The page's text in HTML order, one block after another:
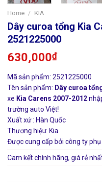
Home / KIA
Dây curoa tổng Kia
2521225000
630,000₫
Mã sản phẩm: 2521225000
Tên sản phẩm: Dây curoa
xe Kia Carens 2007-2012
trường auto Việt!
Xuất xứ : Hàn Quốc
Thương hiệu: Kia
Được cung cấp bởi công ty
Cam kết chính hãng, giá rẻ